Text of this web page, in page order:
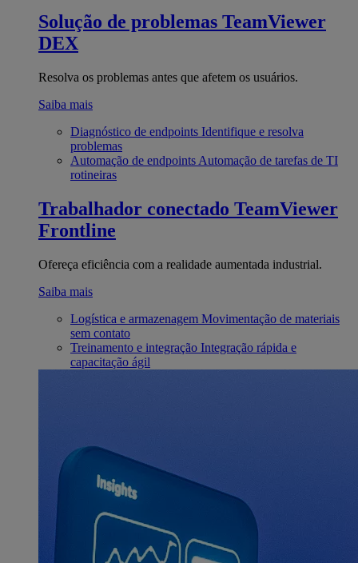
Solução de problemas TeamViewer
DEX
Resolva os problemas antes que afetem os usuários.
Saiba mais
Diagnóstico de endpoints Identifique e resolva
problemas
Automação de endpoints Automação de tarefas de TI
rotineiras
Trabalhador conectado TeamViewer
Frontline
Ofereça eficiência com a realidade aumentada industrial.
Saiba mais
Logística e armazenagem Movimentação de materiais
sem contato
Treinamento e integração Integração rápida e
capacitação ágil